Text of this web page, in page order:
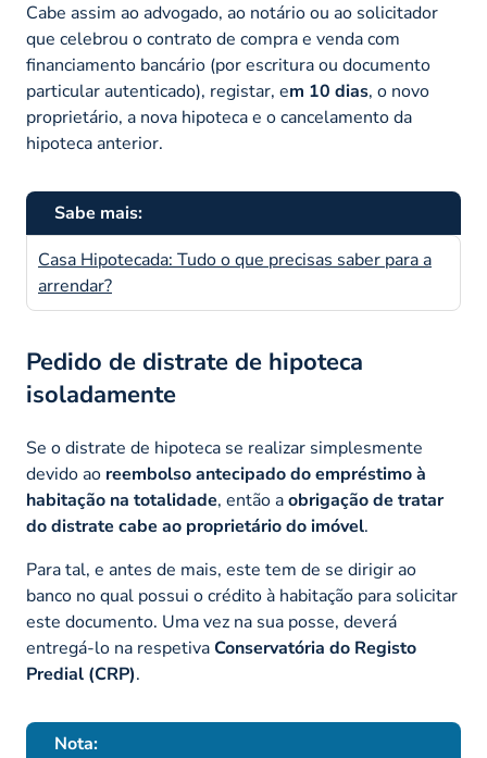
Cabe assim ao advogado, ao notário ou ao solicitador
que celebrou o contrato de compra e venda com
financiamento bancário (por escritura ou documento
particular autenticado), registar, em 10 dias, o novo
proprietário, a nova hipoteca e o cancelamento da
hipoteca anterior.
Sabe mais:
Casa Hipotecada: Tudo o que precisas saber para a
arrendar?
Pedido de distrate de hipoteca
isoladamente
Se o distrate de hipoteca se realizar simplesmente
devido ao reembolso antecipado do empréstimo à
habitação na totalidade, então aobrigação de tratar
do distrate cabe ao proprietário do imóvel.
Para tal, e antes de mais, este tem de se dirigir ao
banco no qual possui o crédito à habitação para solicitar
este documento. Uma vez na sua posse, deverá
entregá-lo na respetivaConservatória do Registo
Predial (CRP).
Nota: